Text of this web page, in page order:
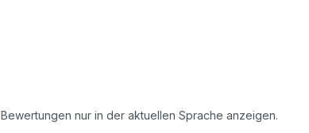
Bewertungen nur in der aktuellen Sprache anzeigen.